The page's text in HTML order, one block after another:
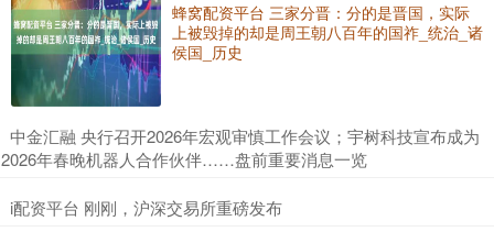
蜂窝配资平台 三家分晋：分的是晋国，实际
上被毁掉的却是周王朝八百年的国祚_统治_诸
侯国_历史
​中金汇融 央行召开2026年宏观审慎工作会议；宇树科技宣布成为
2026年春晚机器人合作伙伴……盘前重要消息一览
​i配资平台 刚刚，沪深交易所重磅发布